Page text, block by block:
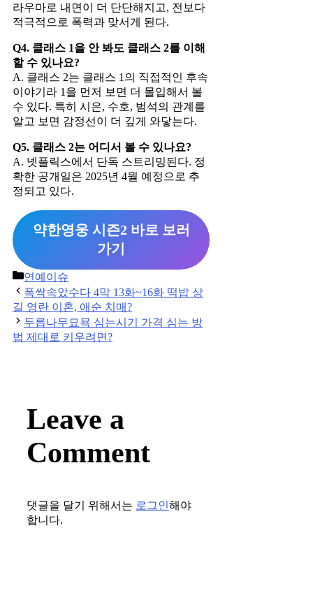
라우마로 내면이 더 단단해지고, 전보다
적극적으로 폭력과 맞서게 된다.
Q4. 클래스 1을 안 봐도 클래스 2를 이해
할 수 있나요?
A. 클래스 2는 클래스 1의 직접적인 후속
이야기라 1을 먼저 보면 더 몰입해서 볼
수 있다. 특히 시은, 수호, 범석의 관계를
알고 보면 감정선이 더 깊게 와닿는다.
Q5. 클래스 2는 어디서 볼 수 있나요?
A. 넷플릭스에서 단독 스트리밍된다. 정
확한 공개일은 2025년 4월 예정으로 추
정되고 있다.
약한영웅 시즌2 바로 보러
가기
Categories
연예이슈
Post
navigation
폭싹속았수다 4막 13화~16화 떡밥 상
길 영란 이혼, 애순 치매?
두릅나무묘묙 심는시기 가격 심는 방
법 제대로 키우려면?
Leave a
Comment
댓글을 달기 위해서는 로그인해야
합니다.